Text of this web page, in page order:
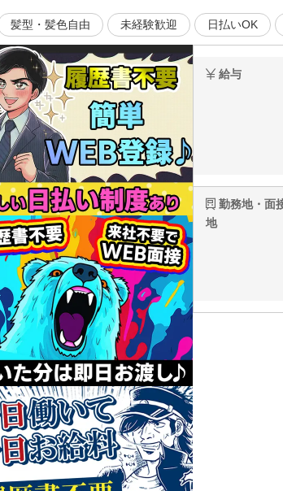
髪型・髪色自由 未経験歓迎 日払いOK
給与
勤務地・面
地